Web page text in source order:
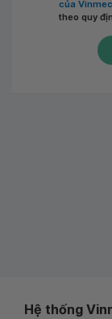
của Vinmec
theo quy
Hệ thống